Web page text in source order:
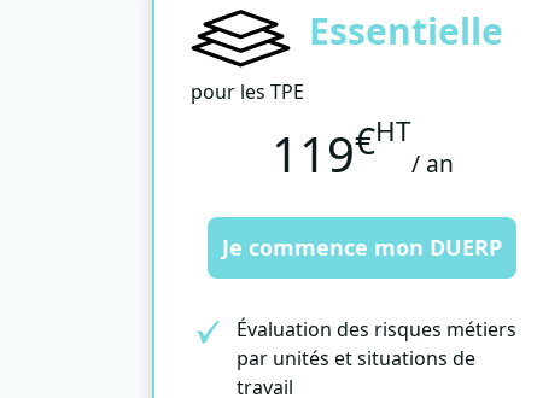
Essentielle
pour les TPE
119€HT
/ an
Je commence mon DUERP
Évaluation des risques métiers
par unités et situations de
travail